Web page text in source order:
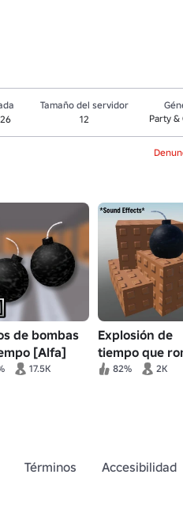
Tamaño del servidor
12
Party &
de bombas
[Alfa]
17.5K
Explosión de
tiempo que
el tobillo!
82% 2K
Términos Accesibilidad